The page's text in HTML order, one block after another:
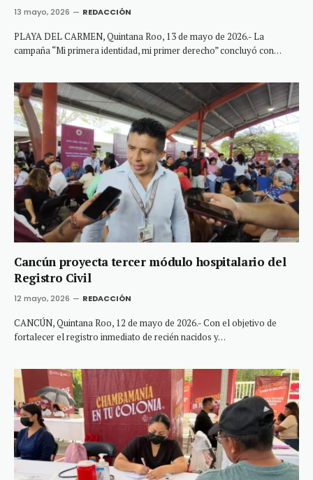
13 mayo, 2026 REDACCIÓN
PLAYA DEL CARMEN, Quintana Roo, 13 de mayo de 2026.- La
campaña “Mi primera identidad, mi primer derecho” concluyó con…
Cancún proyecta tercer módulo hospitalario del
Registro Civil
12 mayo, 2026 REDACCIÓN
CANCÚN, Quintana Roo, 12 de mayo de 2026.- Con el objetivo de
fortalecer el registro inmediato de recién nacidos y…